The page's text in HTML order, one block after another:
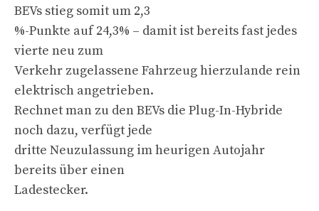
BEVs stieg somit um 2,3
%-Punkte auf 24,3% – damit ist bereits fast jedes
vierte neu zum
Verkehr zugelassene Fahrzeug hierzulande rein
elektrisch angetrieben.
Rechnet man zu den BEVs die Plug-In-Hybride
noch dazu, verfügt jede
dritte Neuzulassung im heurigen Autojahr
bereits über einen
Ladestecker.